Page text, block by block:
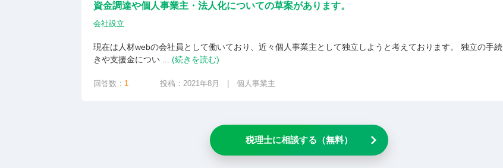
資金調達や個人事業主・法人化についての草案があります。
会社設立
現在は人材webの会社員として働いており、近々個人事業主として独立しようと考えております。 独立の手続
きや支援金につい ... (続きを読む)
回答数： 1 投稿：2021年8月 | 個人事業主
税理士に相談する（無料）